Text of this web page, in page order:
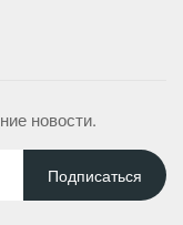
новости.
Подписаться